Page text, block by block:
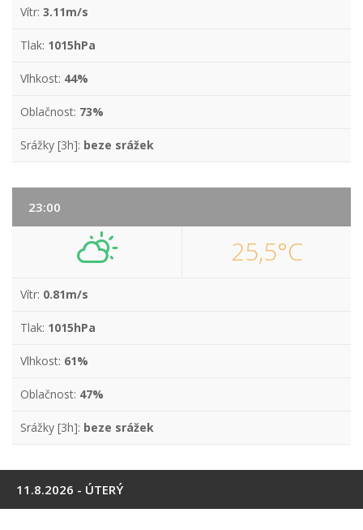
Vítr: 3.11m/s
Tlak: 1015hPa
Vlhkost: 44%
Oblačnost: 73%
Srážky [3h]: beze srážek
23:00
25,5°C
Vítr: 0.81m/s
Tlak: 1015hPa
Vlhkost: 61%
Oblačnost: 47%
Srážky [3h]: beze srážek
11.8.2026 - ÚTERÝ